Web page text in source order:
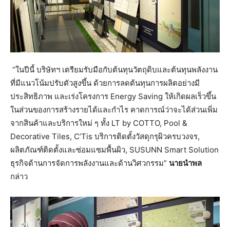
“ในปีนี้ บริษัทฯ เตรียมรับมือกับต้นทุนวัตถุดิบและต้นทุนพลังงาน
ที่มีแนวโน้มปรับตัวสูงขึ้น ด้วยการลดต้นทุนการผลิตอย่างมี
ประสิทธิภาพ และเร่งโครงการ Energy Saving ให้เกิดผลเร็วขึ้น
ในส่วนของการสร้างรายได้และกำไร คาดการณ์ว่าจะได้ส่วนเพิ่ม
จากสินค้าและบริการใหม่ ๆ ทั้ง LT by COTTO, Pool &
Decorative Tiles, C’Tis บริการติดตั้งวัสดุกรุผิวครบวงจร,
ผลิตภัณฑ์ติดตั้งและซ่อมแซมพื้นผิว, SUSUNN Smart Solution
ธุรกิจด้านการจัดการพลังงานและด้านวิศวกรรม” นายนำพล
กล่าว